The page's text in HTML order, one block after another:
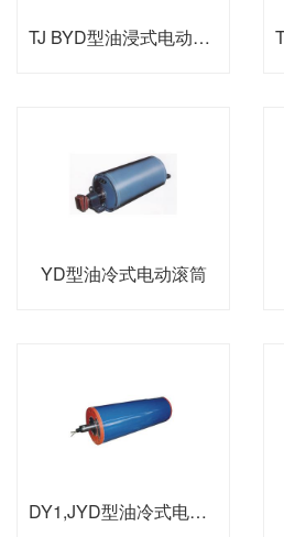
TJ BYD型油浸式电动滚筒
YD型油冷式电动滚筒
DY1,JYD型油冷式电动滚筒